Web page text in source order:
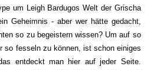
um Leigh BardugosWelt der Grischa
Geheimnis - aber wer hättegedacht,
so zu begeistern wissen? Um auf so
so fesseln zu können, ist schon einiges
entdeckt man hier auf jeder Seite.